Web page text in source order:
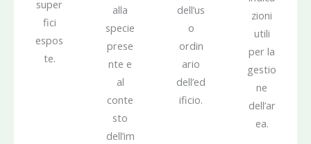
super
fici
espos
te.
alla
specie
prese
nte e
al
conte
sto
dell’im
dell’us
o
ordin
ario
dell’ed
ificio.
zioni
utili
per la
gestio
ne
dell’ar
ea.